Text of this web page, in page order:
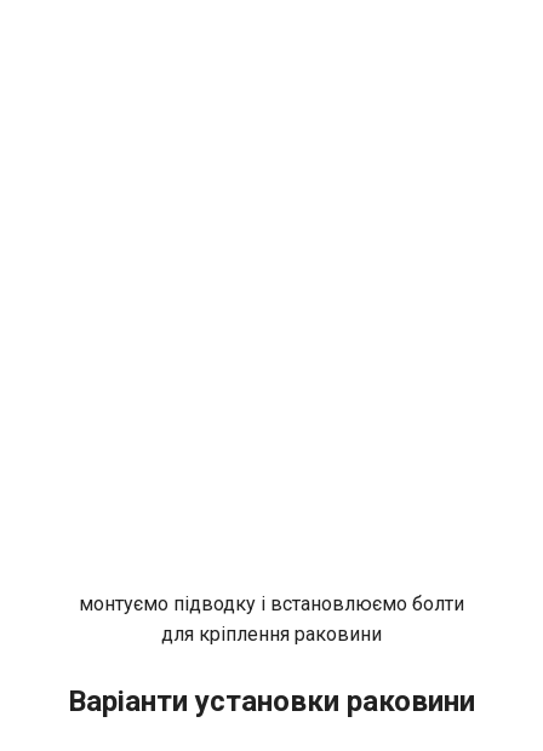
монтуємо підводку і встановлюємо болти
для кріплення раковини
Варіанти установки раковини